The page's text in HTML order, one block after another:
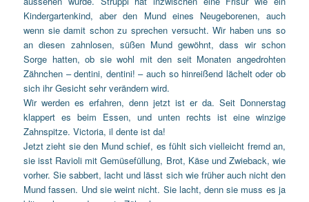
Kindergartenkind, aber den Mund eines Neugeborenen, auch
wenn sie damit schon zu sprechen versucht. Wir haben uns so
an diesen zahnlosen, süßen Mund gewöhnt, dass wir schon
Sorge hatten, ob sie wohl mit den seit Monaten angedrohten
Zähnchen – dentini, dentini! – auch so hinreißend lächelt oder ob
sich ihr Gesicht sehr verändern wird.
Wir werden es erfahren, denn jetzt ist er da. Seit Donnerstag
klappert es beim Essen, und unten rechts ist eine winzige
Zahnspitze. Victoria, il dente ist da!
Jetzt zieht sie den Mund schief, es fühlt sich vielleicht fremd an,
sie isst Ravioli mit Gemüsefüllung, Brot, Käse und Zwieback, wie
vorher. Sie sabbert, lacht und lässt sich wie früher auch nicht den
Mund fassen. Und sie weint nicht. Sie lacht, denn sie muss es ja